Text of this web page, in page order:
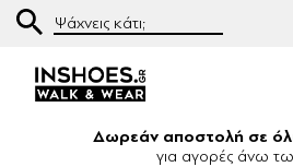
Δωρεάν αποστολή σε
για αγορές άνω